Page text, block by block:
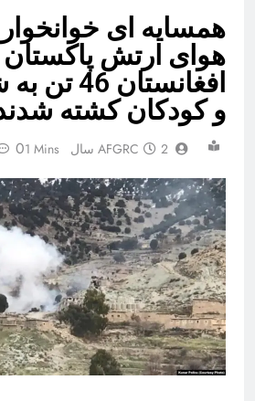
همسایه ای
هوای ارتش پاکستان
و کودکان کشته
AFGRC 2 سال Ago 01 Mins